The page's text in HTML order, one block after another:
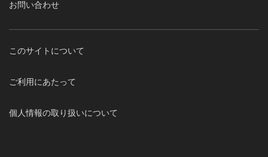
お問い合わせ
このサイトについて
ご利用にあたって
個人情報の取り扱いについて